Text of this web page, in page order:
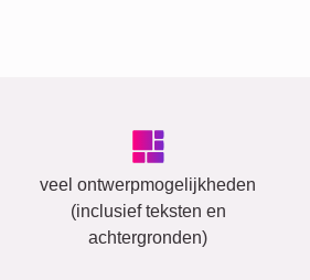
veel ontwerpmogelijkheden
(inclusief teksten en
achtergronden)